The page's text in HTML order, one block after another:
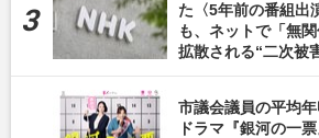
た〈5年前の番組出
も、ネットで「無
拡散される“二次被
市議会議員の平均
ドラマ『銀河の一